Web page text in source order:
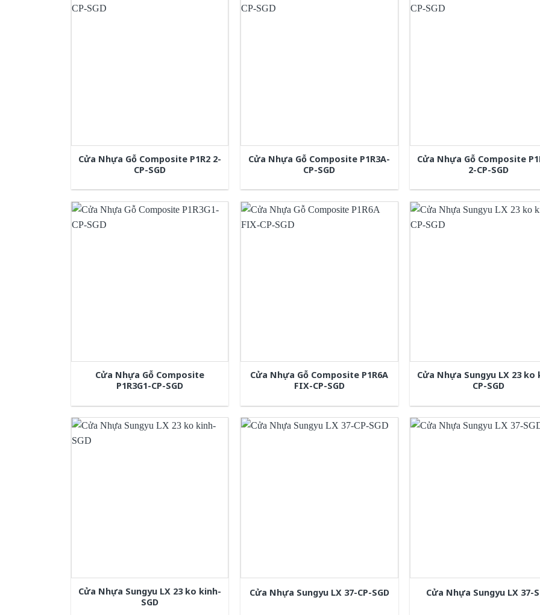
Cửa Nhựa Gỗ Composite P1R2 2-
CP-SGD
Cửa Nhựa Gỗ Composite P1R3A-
CP-SGD
Cửa Nhựa Gỗ Composite
2-CP-SGD
Cửa Nhựa Gỗ Composite
P1R3G1-CP-SGD
Cửa Nhựa Gỗ Composite P1R6A
FIX-CP-SGD
Cửa Nhựa Sungyu LX 23 ko
CP-SGD
Cửa Nhựa Sungyu LX 23 ko kinh-
SGD
Cửa Nhựa Sungyu LX 37-CP-SGD Cửa Nhựa Sungyu LX 37-